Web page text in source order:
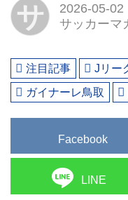
サ
2026-05-02
サッカーマ
注目記事 Jリー
ガイナーレ鳥取
Facebook
LINE